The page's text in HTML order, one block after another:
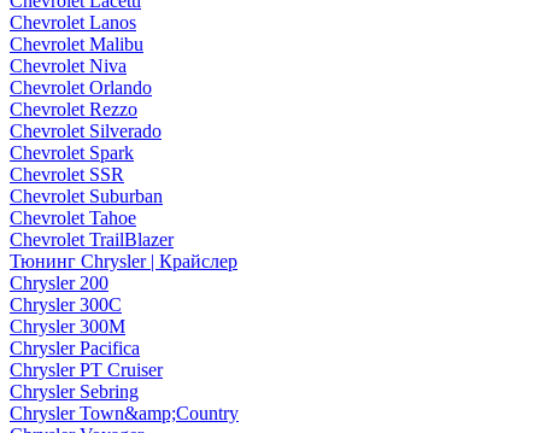
Chevrolet Lanos
Chevrolet Malibu
Chevrolet Niva
Chevrolet Orlando
Chevrolet Rezzo
Chevrolet Silverado
Chevrolet Spark
Chevrolet SSR
Chevrolet Suburban
Chevrolet Tahoe
Chevrolet TrailBlazer
Тюнинг Chrysler | Крайслер
Chrysler 200
Chrysler 300C
Chrysler 300M
Chrysler Pacifica
Chrysler PT Cruiser
Chrysler Sebring
Chrysler Town&amp;Country